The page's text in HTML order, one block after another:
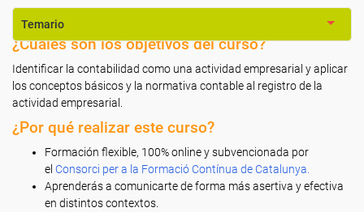
Temario
¿Cuáles son los objetivos del curso?
Identificar la contabilidad como una actividad empresarial y aplicar
los conceptos básicos y la normativa contable al registro de la
actividad empresarial.
¿Por qué realizar este curso?
Formación flexible, 100% online y subvencionada por
el Consorci per a la Formació Contínua de Catalunya.
Aprenderás a comunicarte de forma más asertiva y efectiva
en distintos contextos.